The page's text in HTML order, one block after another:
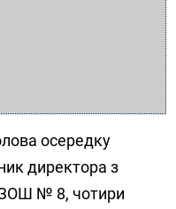
осередку
директора з
ЗОШ № 8, чотири